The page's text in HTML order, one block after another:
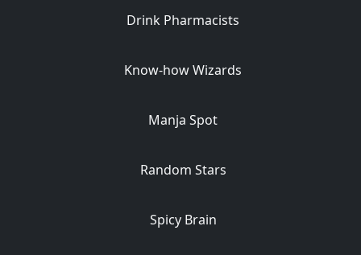
Drink Pharmacists
Know-how Wizards
Manja Spot
Random Stars
Spicy Brain